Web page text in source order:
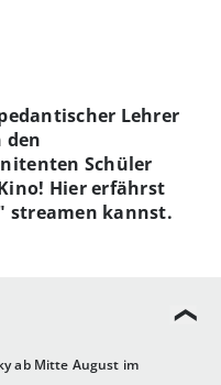
ab Mitte August im
Lehrer
den
Schüler
Hier erfährst
streamen kannst.